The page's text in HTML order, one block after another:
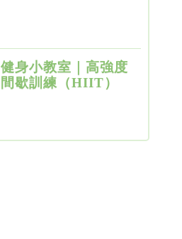
健身小教室｜高強度
間歇訓練（HIIT）